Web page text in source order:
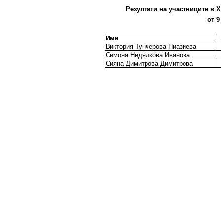
Резултати на участниците в
от
Име
Виктория Тунчерова Ниазиева
Симона Недялкова Иванова
Сияна Димитрова Димитрова